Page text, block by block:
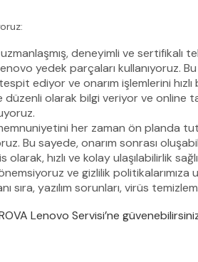
deneyimli ve sertifikalı
yedek parçaları kullanıyoruz.
ediyor ve onarım işlemlerini
düzenli olarak bilgi veriyor ve online
her zaman ön planda
Bu sayede, onarım sonrası
hızlı ve kolay ulaşılabilirlik
ve gizlilik
sıra, yazılım sorunları, virüs
Lenovo Servisi’ne